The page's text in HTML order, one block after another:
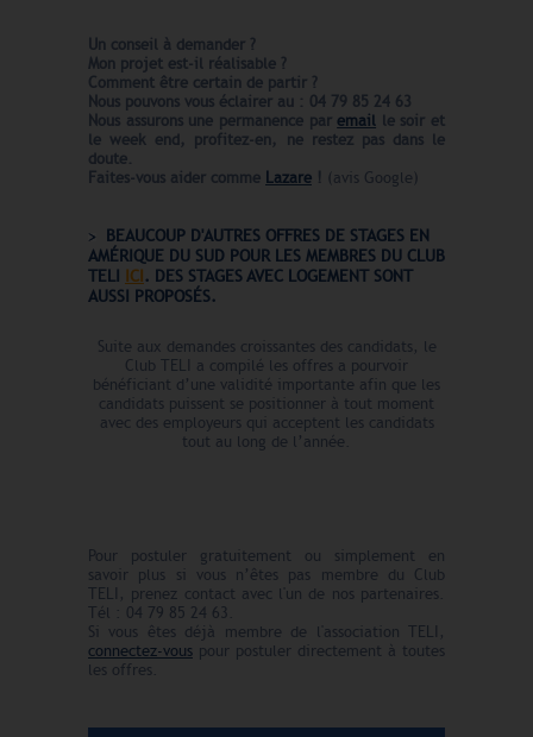
Un conseil à demander ?
Mon projet est-il réalisable ?
Comment être certain de partir ?
Nous pouvons vous éclairer au : 04 79 85 24 63
Nous assurons une permanence paremail le soir et
le week end, profitez-en, ne restez pas dans le
doute.
Faites-vous aider comme Lazare (avis Google)
BEAUCOUP D'AUTRES OFFRES DE STAGES EN
AMÉRIQUE DU SUD POUR LES MEMBRES DU CLUB
TELI
ICI . DES STAGES AVEC LOGEMENT SONT
AUSSI PROPOSÉS.
Suite aux demandes croissantes des candidats, le
Club TELI a compilé les offres a pourvoir
bénéficiant d’une validité importante afin que les
candidats puissent se positionner à tout moment
avec des employeurs qui acceptent les candidats
tout au long de l’année.
Pour postuler gratuitement ou simplement en
savoir plus si vous n’êtes pas membre du Club
TELI, prenez contact avec l'un de nos partenaires.
Tél : 04 79 85 24 63.
Si vous êtes déjà membre de l'association TELI,
connectez-vous pour postuler directement à toutes
les offres.